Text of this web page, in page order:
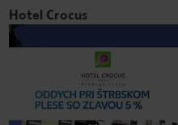
Hotel Crocus